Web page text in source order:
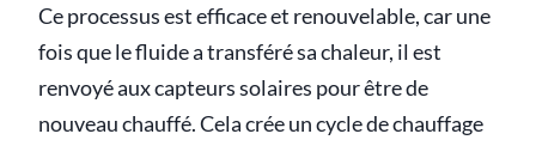
Ce processus est efficace et renouvelable, car une
fois que le fluide a transféré sa chaleur, il est
renvoyé aux capteurs solaires pour être de
nouveau chauffé. Cela crée un cycle de chauffage